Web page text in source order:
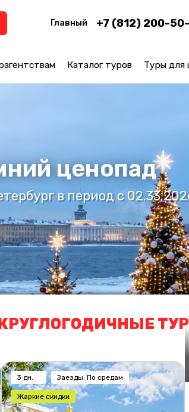
Главный +7 (812) 200-
Каталог туров Туры для
ценопад
в период с
3 дн. Заезды: По средам
Жаркие скидки